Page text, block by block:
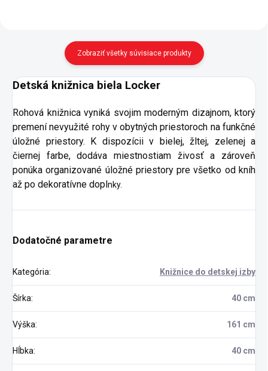
Zobraziť všetky súvisiace produkty
Detská knižnica biela Locker
Rohová knižnica vyniká svojim moderným dizajnom, ktorý
premení nevyužité rohy v obytných priestoroch na funkčné
úložné priestory. K dispozícii v bielej, žltej, zelenej a
čiernej farbe, dodáva miestnostiam živosť a zároveň
ponúka organizované úložné priestory pre všetko od kníh
až po dekoratívne doplnky.
Dodatočné parametre
Kategória: Knižnice do detskej izby
Šírka: 40 cm
Výška: 161 cm
Hĺbka: 40 cm